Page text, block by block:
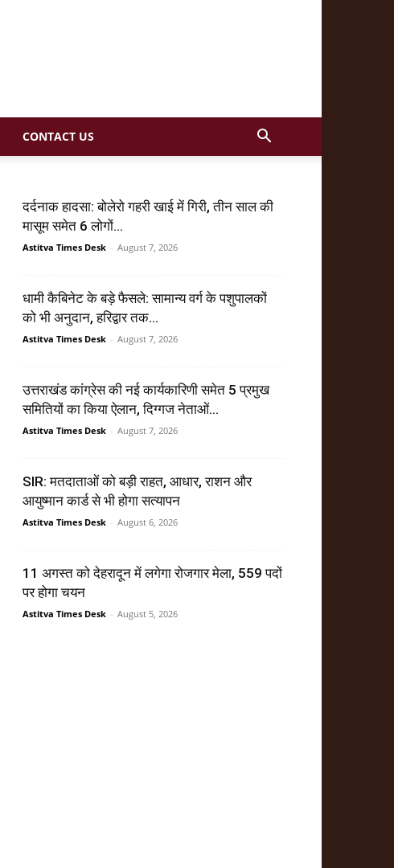
CONTACT US
दर्दनाक हादसा: बोलेरो गहरी खाई में गिरी, तीन साल की
मासूम समेत 6 लोगों...
Astitva Times Desk - August 7, 2026
धामी कैबिनेट के बड़े फैसले: सामान्य वर्ग के पशुपालकों
को भी अनुदान, हरिद्वार तक...
Astitva Times Desk - August 7, 2026
उत्तराखंड कांग्रेस की नई कार्यकारिणी समेत 5 प्रमुख
समितियों का किया ऐलान, दिग्गज नेताओं...
Astitva Times Desk - August 7, 2026
SIR: मतदाताओं को बड़ी राहत, आधार, राशन और
आयुष्मान कार्ड से भी होगा सत्यापन
Astitva Times Desk - August 6, 2026
11 अगस्त को देहरादून में लगेगा रोजगार मेला, 559 पदों
पर होगा चयन
Astitva Times Desk - August 5, 2026